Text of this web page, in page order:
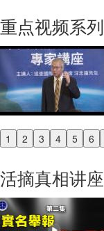
重点视频系列
1 2 3 4 5 6
Previous
活摘真相讲座